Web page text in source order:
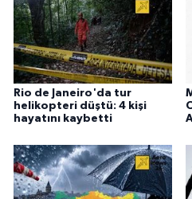
Rio de Janeiro'da tur
helikopteri düştü: 4 kişi
hayatını kaybetti